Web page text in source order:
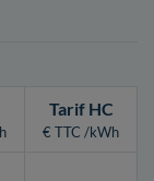
Tarif HC
€ TTC /kWh